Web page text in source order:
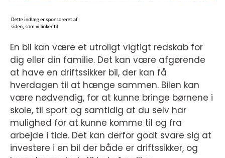
En bil kan være et utroligt vigtigt redskab for
dig eller din familie. Det kan være afgørende
at have en driftssikker bil, der kan få
hverdagen til at hænge sammen. Bilen kan
være nødvendig, for at kunne bringe børnene i
skole, til sport og samtidig at du selv har
mulighed for at kunne komme til og fra
arbejde i tide. Det kan derfor godt svare sig at
investere i en bil der både er driftssikker, og